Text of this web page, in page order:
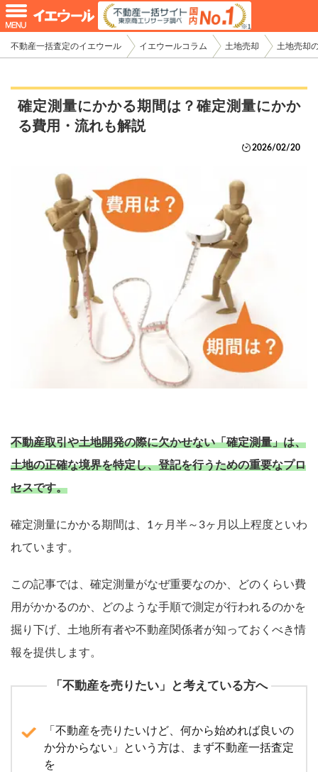
不動産一括査定のイエウール イエウールコラム 土地売却 土地売却
確定測量にかかる期間は？確定測量にかか
る費用・流れも解説
2026/02/20
不動産取引や土地開発の際に欠かせない「確定測量」は、
土地の正確な境界を特定し、登記を行うための重要なプロ
セスです。
確定測量にかかる期間は、1ヶ月半～3ヶ月以上程度といわ
れています。
この記事では、確定測量がなぜ重要なのか、どのくらい費
用がかかるのか、どのような手順で測定が行われるのかを
掘り下げ、土地所有者や不動産関係者が知っておくべき情
報を提供します。
「不動産を売りたい」と考えている方へ
「不動産を売りたいけど、何から始めれば良いの
か分からない」という方は、まず不動産一括査定
を